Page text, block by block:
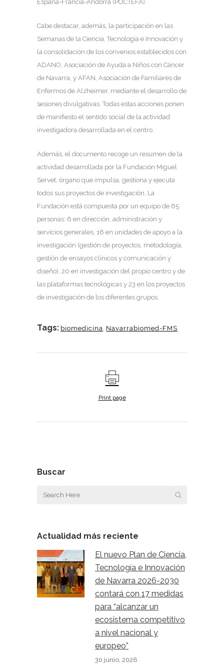
España-Francia-Andorra (POCTEFA).
Cabe destacar, además, la participación en las
Semanas de la Ciencia, Tecnología e Innovación y
la consolidación de los convenios establecidos con
ADANO, Asociación de Ayuda a Niños con Cáncer
de Navarra, y AFAN, Asociación de Familiares de
Enfermos de Alzheimer, mediante el desarrollo de
sesiones divulgativas. Todas estas acciones ponen
de manifiesto el sentido social de la actividad
investigadora desarrollada en el centro.
Además, el documento recoge un resumen de la
actividad desarrollada por la Fundación Miguel
Servet, órgano que impulsa, gestiona y ejecuta
todos sus proyectos de investigación. La
Fundación está compuesta por un equipo de 65
personas: 6 en dirección, administración y
servicios generales, 16 en unidades de apoyo a la
investigación (gestión de proyectos, metodología,
gestión de ensayos clínicos y comunicación y
diseño), 20 en investigación del propio centro y de
las plataformas tecnológicas y 23 en los proyectos
de investigación de los diferentes grupos.
Tags: biomedicina Navarrabiomed-FMS
Print page
Buscar
Actualidad más reciente
El nuevo Plan de Ciencia,
Tecnología e Innovación
de Navarra 2026-2030
contará con 17 medidas
para “alcanzar un
ecosistema competitivo
a nivel nacional y
europeo”
30 junio, 2026